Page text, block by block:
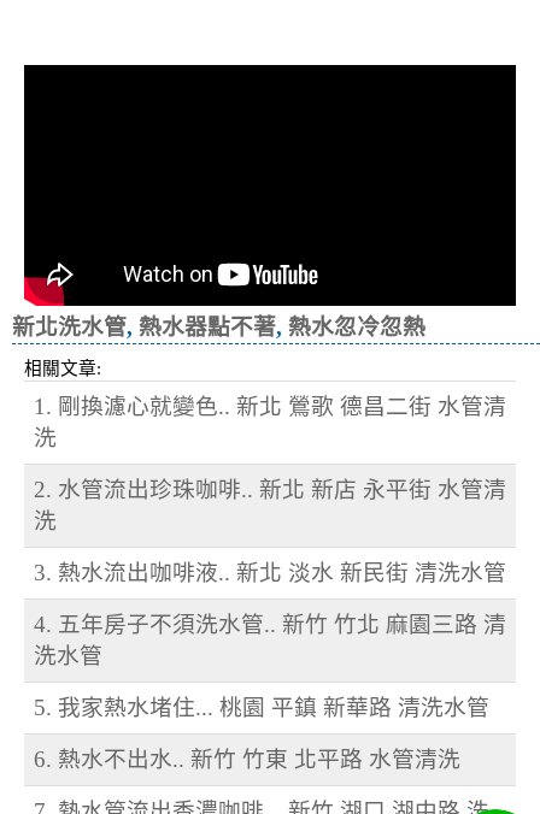
新北洗水管, 熱水器點不著, 熱水忽冷忽熱
相關文章:
1. 剛換濾心就變色.. 新北 鶯歌 德昌二街 水管清
洗
2. 水管流出珍珠咖啡.. 新北 新店 永平街 水管清
洗
3. 熱水流出咖啡液.. 新北 淡水 新民街 清洗水管
4. 五年房子不須洗水管.. 新竹 竹北 麻園三路 清
洗水管
5. 我家熱水堵住... 桃園 平鎮 新華路 清洗水管
6. 熱水不出水.. 新竹 竹東 北平路 水管清洗